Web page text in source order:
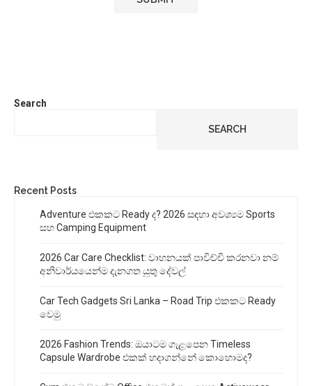
Search
SEARCH
Recent Posts
Adventure එකකට Ready ද? 2026 සඳහා අවශ්‍යම Sports
සහ Camping Equipment
2026 Car Care Checklist: වාහනයක් පාවිච්චි කරනවා නම්
අනිවාර්යයෙන්ම දැනගත යුතු දේවල්
Car Tech Gadgets Sri Lanka – Road Trip එකකට Ready
වෙමු
2026 Fashion Trends: ඔයාටම ගැළපෙන Timeless
Capsule Wardrobe එකක් හදාගන්නේ කොහොමද?